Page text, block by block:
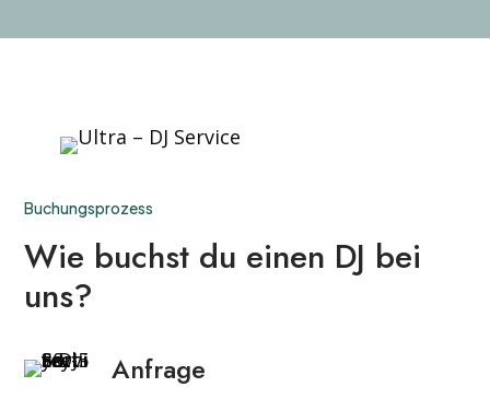
Buchungsprozess
Wie buchst du einen DJ bei
uns?
Anfrage